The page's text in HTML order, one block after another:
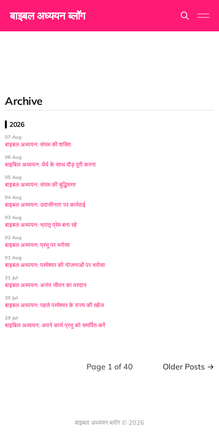
बाइबल अध्ययन ब्लॉग
Archive
2026
07 Aug
बाइबल अध्ययन: संयम की शक्ति
06 Aug
बाइबिल अध्ययन: धैर्य के साथ दौड़ पूरी करना
05 Aug
बाइबल अध्ययन: संयम की बुद्धिमत्ता
04 Aug
बाइबल अध्ययन: उदासीनता पर कार्रवाई
03 Aug
बाइबल अध्ययन: भ्रातृ प्रेम बना रहे
02 Aug
बाइबल अध्ययन: प्रभु पर भरोसा
01 Aug
बाइबल अध्ययन: परमेश्वर की योजनाओं पर भरोसा
31 Jul
बाइबल अध्ययन: अनंत जीवन का वरदान
30 Jul
बाइबल अध्ययन: पहले परमेश्वर के राज्य की खोज
29 Jul
बाइबिल अध्ययन: अपने कार्य प्रभु को समर्पित करें
Page 1 of 40 Older Posts →
बाइबल अध्ययन ब्लॉग © 2026